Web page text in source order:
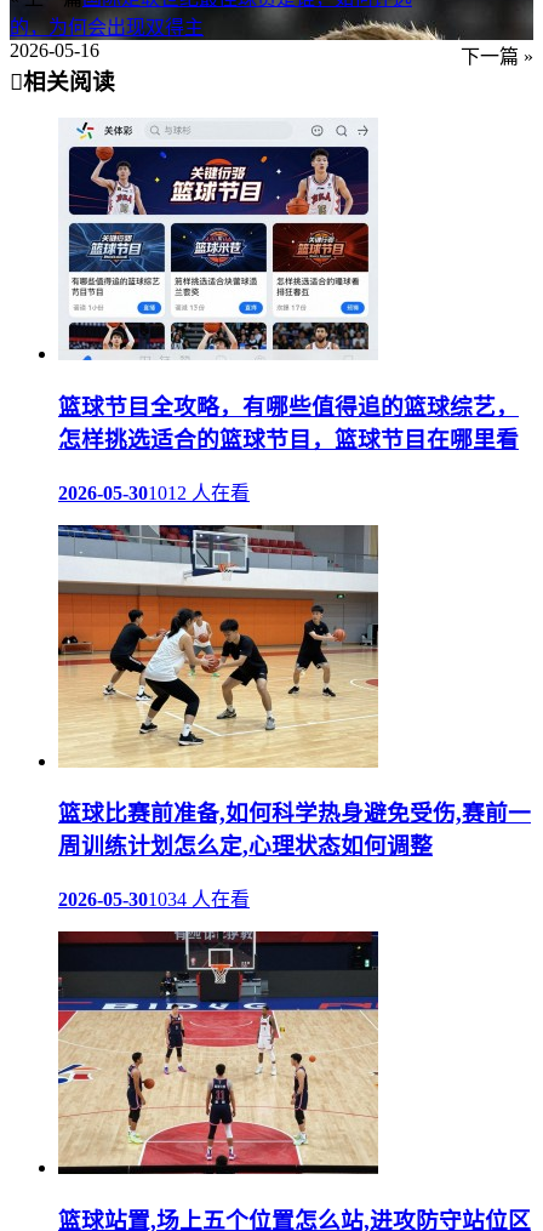
的，为何会出现双得主
下一篇 »
2026-05-16
相关阅读
篮球节目全攻略，有哪些值得追的篮球综艺，
怎样挑选适合的篮球节目，篮球节目在哪里看
2026-05-301012 人在看
篮球比赛前准备,如何科学热身避免受伤,赛前一
周训练计划怎么定,心理状态如何调整
2026-05-301034 人在看
篮球站置,场上五个位置怎么站,进攻防守站位区